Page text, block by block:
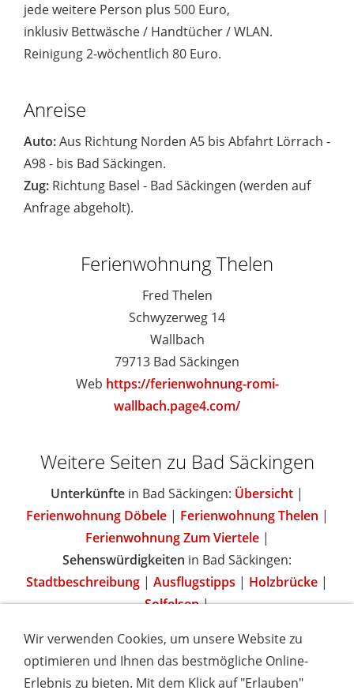
jede weitere Person plus 500 Euro,
inklusiv Bettwäsche / Handtücher / WLAN.
Reinigung 2-wöchentlich 80 Euro.
Anreise
Auto:Aus Richtung Norden A5 bis Abfahrt Lörrach -
A98 - bis Bad Säckingen.
Zug: Richtung Basel - Bad Säckingen (werden auf
Anfrage abgeholt).
Ferienwohnung Thelen
Fred Thelen
Schwyzerweg 14
Wallbach
79713 Bad Säckingen
Web https://ferienwohnung-romi-
wallbach.page4.com/
Weitere Seiten zu Bad Säckingen
Unterkünfte in Bad Säckingen: Übersicht |
Ferienwohnung Döbele| Ferienwohnung Thelen |
Ferienwohnung Zum Viertele|
Sehenswürdigkeiten in Bad Säckingen:
Stadtbeschreibung | Ausflugstipps | Holzbrücke |
Solfelsen|
IMPRESSUM COOKIES & DATENSCHUTZ
AGB
Wir verwenden Cookies, um unsere Website zu
optimieren und Ihnen das bestmögliche Online-
Erlebnis zu bieten. Mit dem Klick auf "Erlauben"